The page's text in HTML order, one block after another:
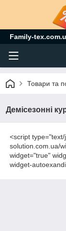
Family-
Товари та
Демісезонні
<script
solution.com.ua/
widget="true"
widget-